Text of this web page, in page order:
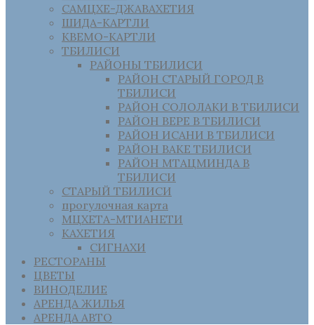
САМЦХЕ-ДЖАВАХЕТИЯ
ШИДА-КАРТЛИ
КВЕМО-КАРТЛИ
ТБИЛИСИ
РАЙОНЫ ТБИЛИСИ
РАЙОН СТАРЫЙ ГОРОД В
ТБИЛИСИ
РАЙОН СОЛОЛАКИ В ТБИЛИСИ
РАЙОН ВЕРЕ В ТБИЛИСИ
РАЙОН ИСАНИ В ТБИЛИСИ
РАЙОН ВАКЕ ТБИЛИСИ
РАЙОН МТАЦМИНДА В
ТБИЛИСИ
СТАРЫЙ ТБИЛИСИ
прогулочная карта
МЦХЕТА-МТИАНЕТИ
КАХЕТИЯ
СИГНАХИ
РЕСТОРАНЫ
ЦВЕТЫ
ВИНОДЕЛИЕ
АРЕНДА ЖИЛЬЯ
АРЕНДА АВТО